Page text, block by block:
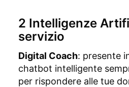
2 Intelligenze
servizio
Digital Coach: presente
chatbot intelligente
per rispondere alle tue